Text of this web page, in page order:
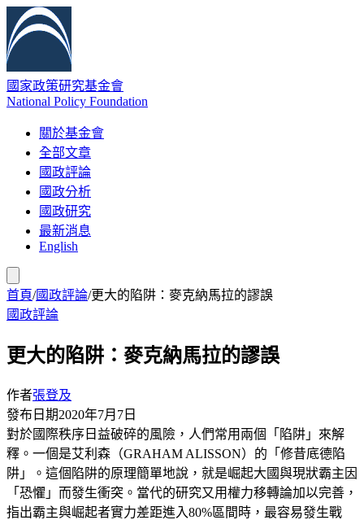
國家政策研究基金會
National Policy Foundation
關於基金會
全部文章
國政評論
國政分析
國政研究
最新消息
English
首頁/國政評論/更大的陷阱：麥克納馬拉的謬誤
國政評論
更大的陷阱：麥克納馬拉的謬誤
作者張登及
發布日期2020年7月7日
對於國際秩序日益破碎的風險，人們常用兩個「陷阱」來解
釋。一個是艾利森（GRAHAM ALISSON）的「修昔底德陷
阱」。這個陷阱的原理簡單地說，就是崛起大國與現狀霸主因
「恐懼」而發生衝突。當代的研究又用權力移轉論加以完善，
指出霸主與崛起者實力差距進入80%區間時，最容易發生戰